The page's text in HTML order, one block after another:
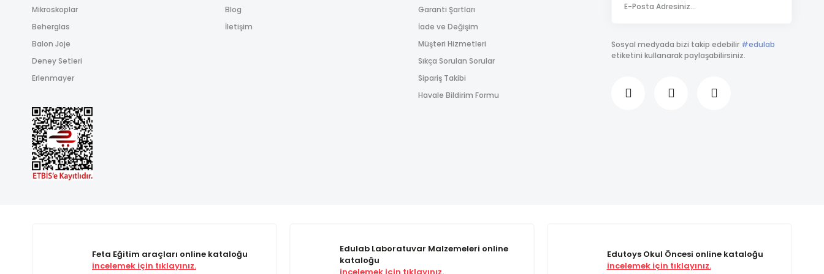
Mikroskoplar
Beherglas
Balon Joje
Deney Setleri
Erlenmayer
Blog
İletişim
Garanti Şartları
İade ve Değişim
Müşteri Hizmetleri
Sıkça Sorulan Sorular
Sipariş Takibi
Havale Bildirim Formu
Sosyal medyada bizi takip edebilir #edulab
etiketini kullanarak paylaşabilirsiniz.
Feta Eğitim araçları online kataloğu
incelemek için tıklayınız.
Edulab Laboratuvar Malzemeleri online
kataloğu
incelemek için tıklayınız.
Edutoys Okul Öncesi online kataloğu
incelemek için tıklayınız.